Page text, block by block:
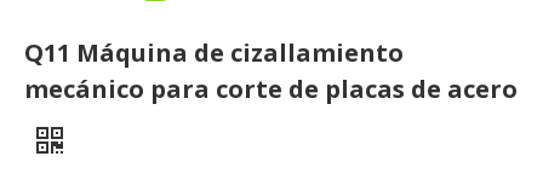
Q11 Máquina de cizallamiento
mecánico para corte de placas de acero